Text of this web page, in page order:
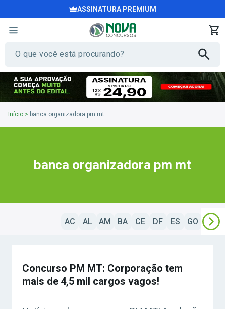
ASSINATURA PREMIUM
Início > banca organizadora pm mt
banca organizadora pm mt
AC AL AM BA CE DF ES GO MA
Concurso PM MT: Corporação tem
mais de 4,5 mil cargos vagos!